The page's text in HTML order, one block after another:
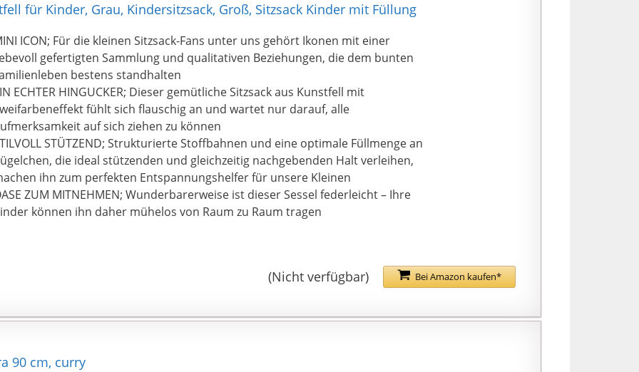
für Kinder, Grau, Kindersitzsack, Groß, Sitzsack Kinder mit Füllung
ICON; Für die kleinen Sitzsack-Fans unter uns gehört Ikonen mit einer
gefertigten Sammlung und qualitativen Beziehungen, die dem bunten
bestens standhalten
ECHTER HINGUCKER; Dieser gemütliche Sitzsack aus Kunstfell mit
fühlt sich flauschig an und wartet nur darauf, alle
auf sich ziehen zu können
STÜTZEND; Strukturierte Stoffbahnen und eine optimale Füllmenge an
die ideal stützenden und gleichzeitig nachgebenden Halt verleihen,
ihn zum perfekten Entspannungshelfer für unsere Kleinen
ZUM MITNEHMEN; Wunderbarerweise ist dieser Sessel federleicht – Ihre
können ihn daher mühelos von Raum zu Raum tragen
Bei Amazon kaufen*
(Nicht verfügbar)
90 cm, curry